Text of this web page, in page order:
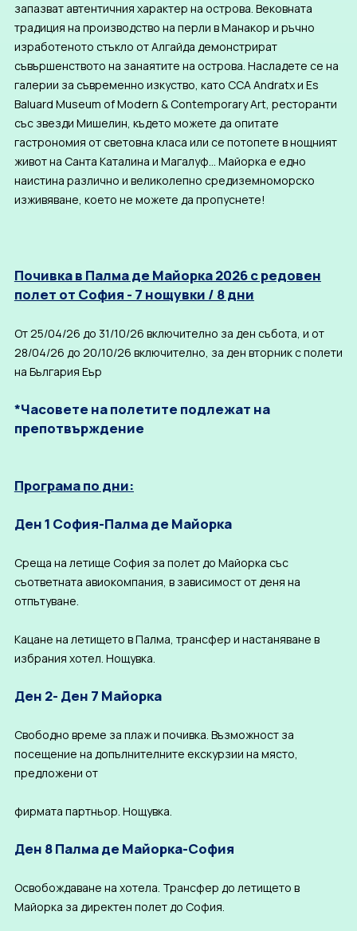
запазват автентичния характер на острова. Вековната
традиция на производство на перли в Манакор и ръчно
изработеното стъкло от Алгайда демонстрират
съвършенството на занаятите на острова. Насладете се на
галерии за съвременно изкуство, като CCA Andratx и Es
Baluard Museum of Modern & Contemporary Art, ресторанти
със звезди Мишелин, където можете да опитате
гастрономия от световна класа или се потопете в нощният
живот на Санта Каталина и Магалуф... Майорка е едно
наистина различно и великолепно средиземноморско
изживяване, което не можете да пропуснете!
Почивка в Палма де Майорка 2026 с редовен
полет от София - 7 нощувки / 8 дни
От 25/04/26 до 31/10/26 включително за ден събота, и от
28/04/26 до 20/10/26 включително, за ден вторник с полети
на България Еър
*Часовете на полетите подлежат на
препотвърждение
Програма по дни:
Ден 1 София-Палма де Майорка
Среща на летище София за полет до Майорка със
съответната авиокомпания, в зависимост от деня на
отпътуване.
Кацане на летището в Палма, трансфер и настаняване в
избрания хотел. Нощувка.
Ден 2- Ден 7 Майорка
Свободно време за плаж и почивка. Възможност за
посещение на допълнителните екскурзии на място,
предложени от
фирмата партньор. Нощувка.
Ден 8 Палма де Майорка-София
Освобождаване на хотела. Трансфер до летището в
Майорка за директен полет до София.